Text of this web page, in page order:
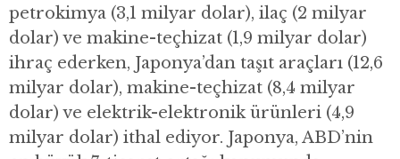
petrokimya (3,1 milyar dolar), ilaç (2 milyar
dolar) ve makine-teçhizat (1,9 milyar dolar)
ihraç ederken, Japonya’dan taşıt araçları (12,6
milyar dolar), makine-teçhizat (8,4 milyar
dolar) ve elektrik-elektronik ürünleri (4,9
milyar dolar) ithal ediyor. Japonya, ABD’nin